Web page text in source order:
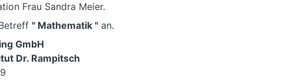
Frau Sandra Meier.
" Mathematik " an.
GmbH
Dr. Rampitsch